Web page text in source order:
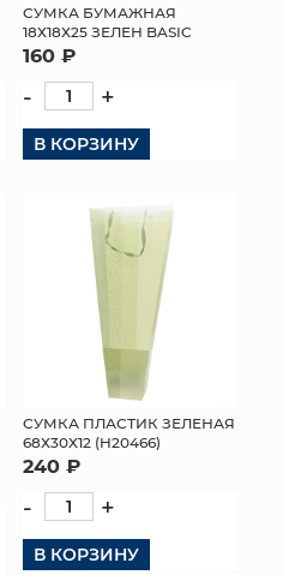
СУМКА БУМАЖНАЯ
18Х18Х25 ЗЕЛЕН BASIC
160 ₽
- +
В КОРЗИНУ
СУМКА ПЛАСТИК ЗЕЛЕНАЯ
68Х30Х12 (H20466)
240 ₽
- +
В КОРЗИНУ